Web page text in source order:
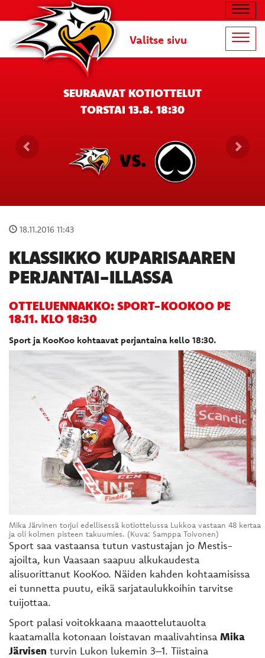
Valitse sivu
SEURAAVAT KOTIOTTELUT
TORSTAI 13.8. 18:30
VS.
18.11.2016 11:43
KLASSIKKO KUPARISAAREN
PERJANTAI-ILLASSA
OTTELUENNAKKO: SPORT-KOOKOO PE
18.11. KLO 18:30
Sport ja KooKoo kohtaavat perjantaina kello 18:30.
Mika Järvinen torjui edellisessä kotiottelussa Lukkoa vastaan 48 kertaa
ja oli kolmen pisteen takuumies. (Kuva: Samppa Toivonen)
Sport saa vastaansa tutun vastustajan jo Mestis-
ajoilta, kun Vaasaan saapuu alkukaudesta
alisuorittanut KooKoo. Näiden kahden kohtaamisissa
ei tunnetta puutu, eikä sarjataulukkoihin tarvitse
tuijottaa.
Sport palasi voitokkaana maaottelutauolta
kaatamalla kotonaan loistavan maalivahtinsaMika
Järvisen turvin Lukon lukemin 3–1. Tiistaina